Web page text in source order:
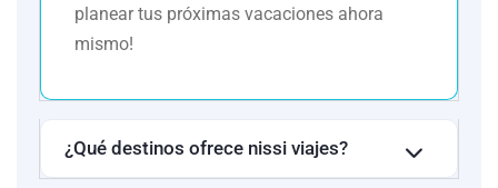
Ésta es la relación de los hoteles utilizados más
indicativos, pudiendo ser el pasajero alojado en
establecimientos similares o alternativos en la misma
categoría.
planear tus próximas vacaciones ahora
mismo!
¿Qué destinos ofrece nissi viajes?